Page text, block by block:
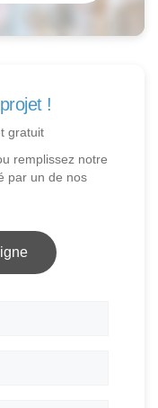
!
gratuit
remplissez notre
par un de nos